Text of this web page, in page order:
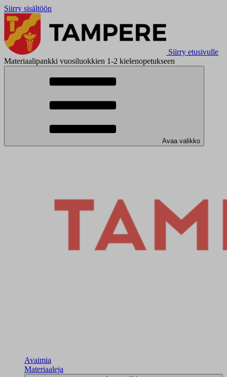
Siirry sisältöön
Siirry etusivulle
Materiaalipankki vuosiluokkien 1-2 kielenopetukseen
Avaa valikko
Avaimia
Materiaaleja